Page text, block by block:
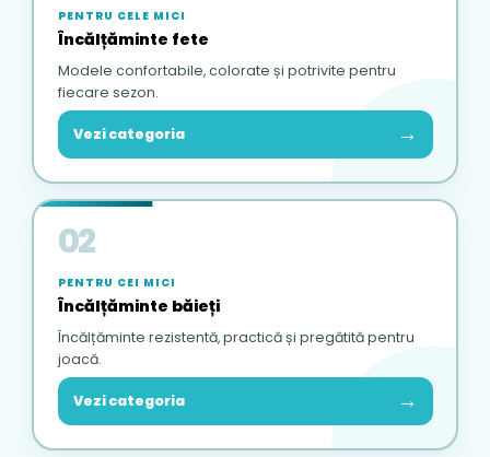
PENTRU CELE MICI
Încălțăminte fete
Modele confortabile, colorate și potrivite pentru
fiecare sezon.
Vezi categoria →
02
PENTRU CEI MICI
Încălțăminte băieți
Încălțăminte rezistentă, practică și pregătită pentru
joacă.
Vezi categoria →